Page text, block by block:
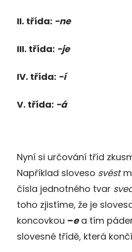
II. třída: -ne
III. třída: -je
IV. třída: -í
V. třída: -á
Nyní si určování tříd
Například sloveso svést
čísla jednotného tvar
toho zjistíme, že je
koncovkou –ea tím
slovesné třídě, která